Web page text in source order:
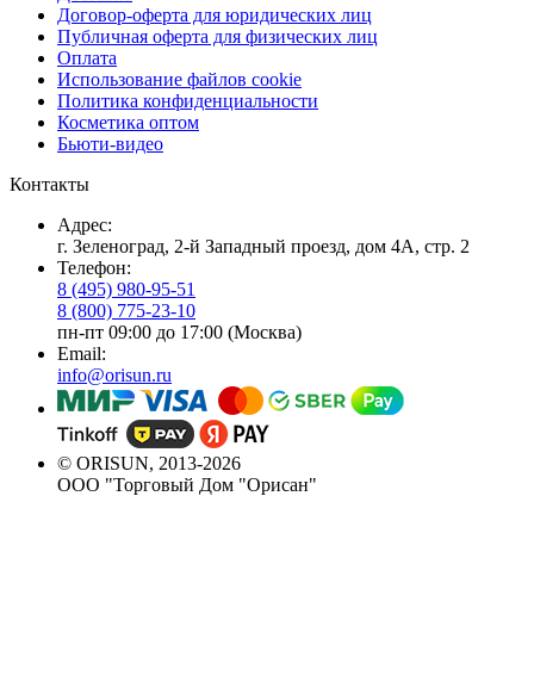
Договор-оферта для юридических лиц
Публичная оферта для физических лиц
Оплата
Использование файлов cookie
Политика конфиденциальности
Косметика оптом
Бьюти-видео
Контакты
Адрес:
г. Зеленоград, 2-й Западный проезд, дом 4А, стр. 2
Телефон:
8 (495) 980-95-51
8 (800) 775-23-10
пн-пт 09:00 до 17:00 (Москва)
Email:
info@orisun.ru
© ORISUN, 2013-2026
ООО "Торговый Дом "Орисан"